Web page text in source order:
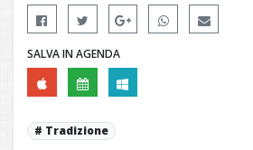
SALVA IN AGENDA
Tradizione